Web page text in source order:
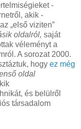
-
akik -
„első viziten”
oldalról, saját
véleményt a
A sorozat 2000.
hogy ez még
oldal
és belülről
társadalom